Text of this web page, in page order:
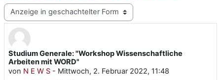
Anzeigemodus
Studium Generale: "Workshop Wissenschaftliche
Arbeiten mit WORD"
von N E W S - Mittwoch, 2. Februar 2022, 11:48
Anzahl Antworten: 0